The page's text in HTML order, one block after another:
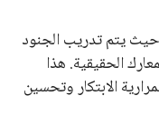
حيث يتم تدريب الجنود
الحقيقية. هذا
الابتكار وتحسين